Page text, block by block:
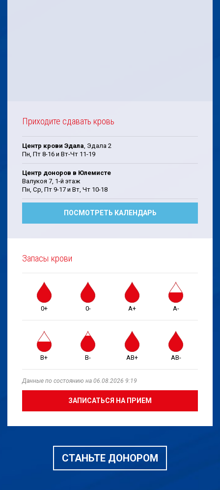
Приходите сдавать кровь
Центр крови Эдала, Эдала 2
Пн, Пт 8-16 и Вт-Чт 11-19
Центр доноров в Юлемисте
Валукоя 7, 1-й этаж
Пн, Cp, Пт 9-17 и Bт, Чт 10-18
ПОСМОТРЕТЬ КАЛЕНДАРЬ
Запасы крови
0+ 0- A+ A-
B+ B- AB+ AB-
Данные по состоянию на 06.08.2026 9:19
ЗАПИСАТЬСЯ НА ПРИЕМ
СТАНЬТЕ ДОНОРОМ